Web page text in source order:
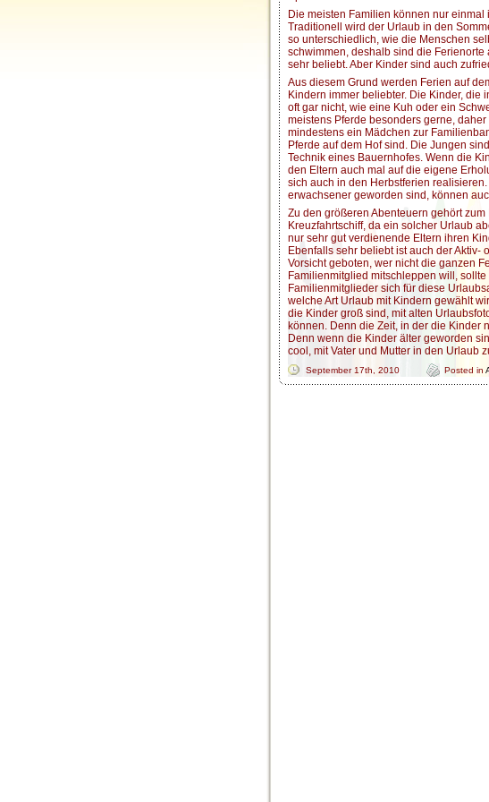
Die meisten Familien können nur
Traditionell wird der Urlaub in den
so unterschiedlich, wie die Menschen
schwimmen, deshalb sind die
sehr beliebt. Aber Kinder sind auch
Aus diesem Grund werden Ferien auf
Kindern immer beliebter. Die Kinder, die
oft gar nicht, wie eine Kuh oder ein
meistens Pferde besonders gerne,
mindestens ein Mädchen zur
Pferde auf dem Hof sind. Die Jungen
Technik eines Bauernhofes. Wenn die
den Eltern auch mal auf die eigene
sich auch in den Herbstferien
erwachsener geworden sind, können
Zu den größeren Abenteuern gehört
Kreuzfahrtschiff, da ein solcher Urlaub
nur sehr gut verdienende Eltern ihren
Ebenfalls sehr beliebt ist auch der Aktiv-
Vorsicht geboten, wer nicht die ganzen
Familienmitglied mitschleppen will,
Familienmitglieder sich für diese
welche Art Urlaub mit Kindern gewählt
die Kinder groß sind, mit alten
können. Denn die Zeit, in der die Kinder
Denn wenn die Kinder älter geworden
cool, mit Vater und Mutter in den Urlaub
September 17th, 2010 Posted in